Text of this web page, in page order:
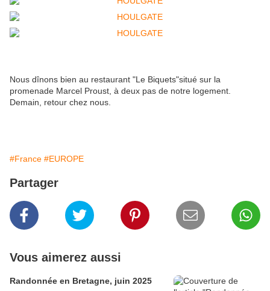
Nous dînons bien au restaurant "Le Biquets"situé sur la
promenade Marcel Proust, à deux pas de notre logement.
Demain, retour chez nous.
#France #EUROPE
Partager
Vous aimerez aussi
Randonnée en Bretagne, juin 2025